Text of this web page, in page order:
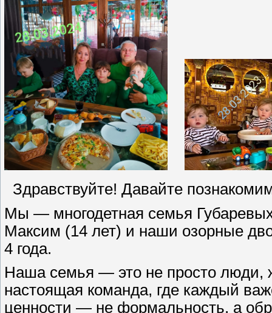
Здравствуйте! Давайте
Мы — многодетная семья
Максим (14 лет) и наши озорные
4 года.
Наша семья — это не просто
настоящая команда, где каждый
ценности — не формальность, а